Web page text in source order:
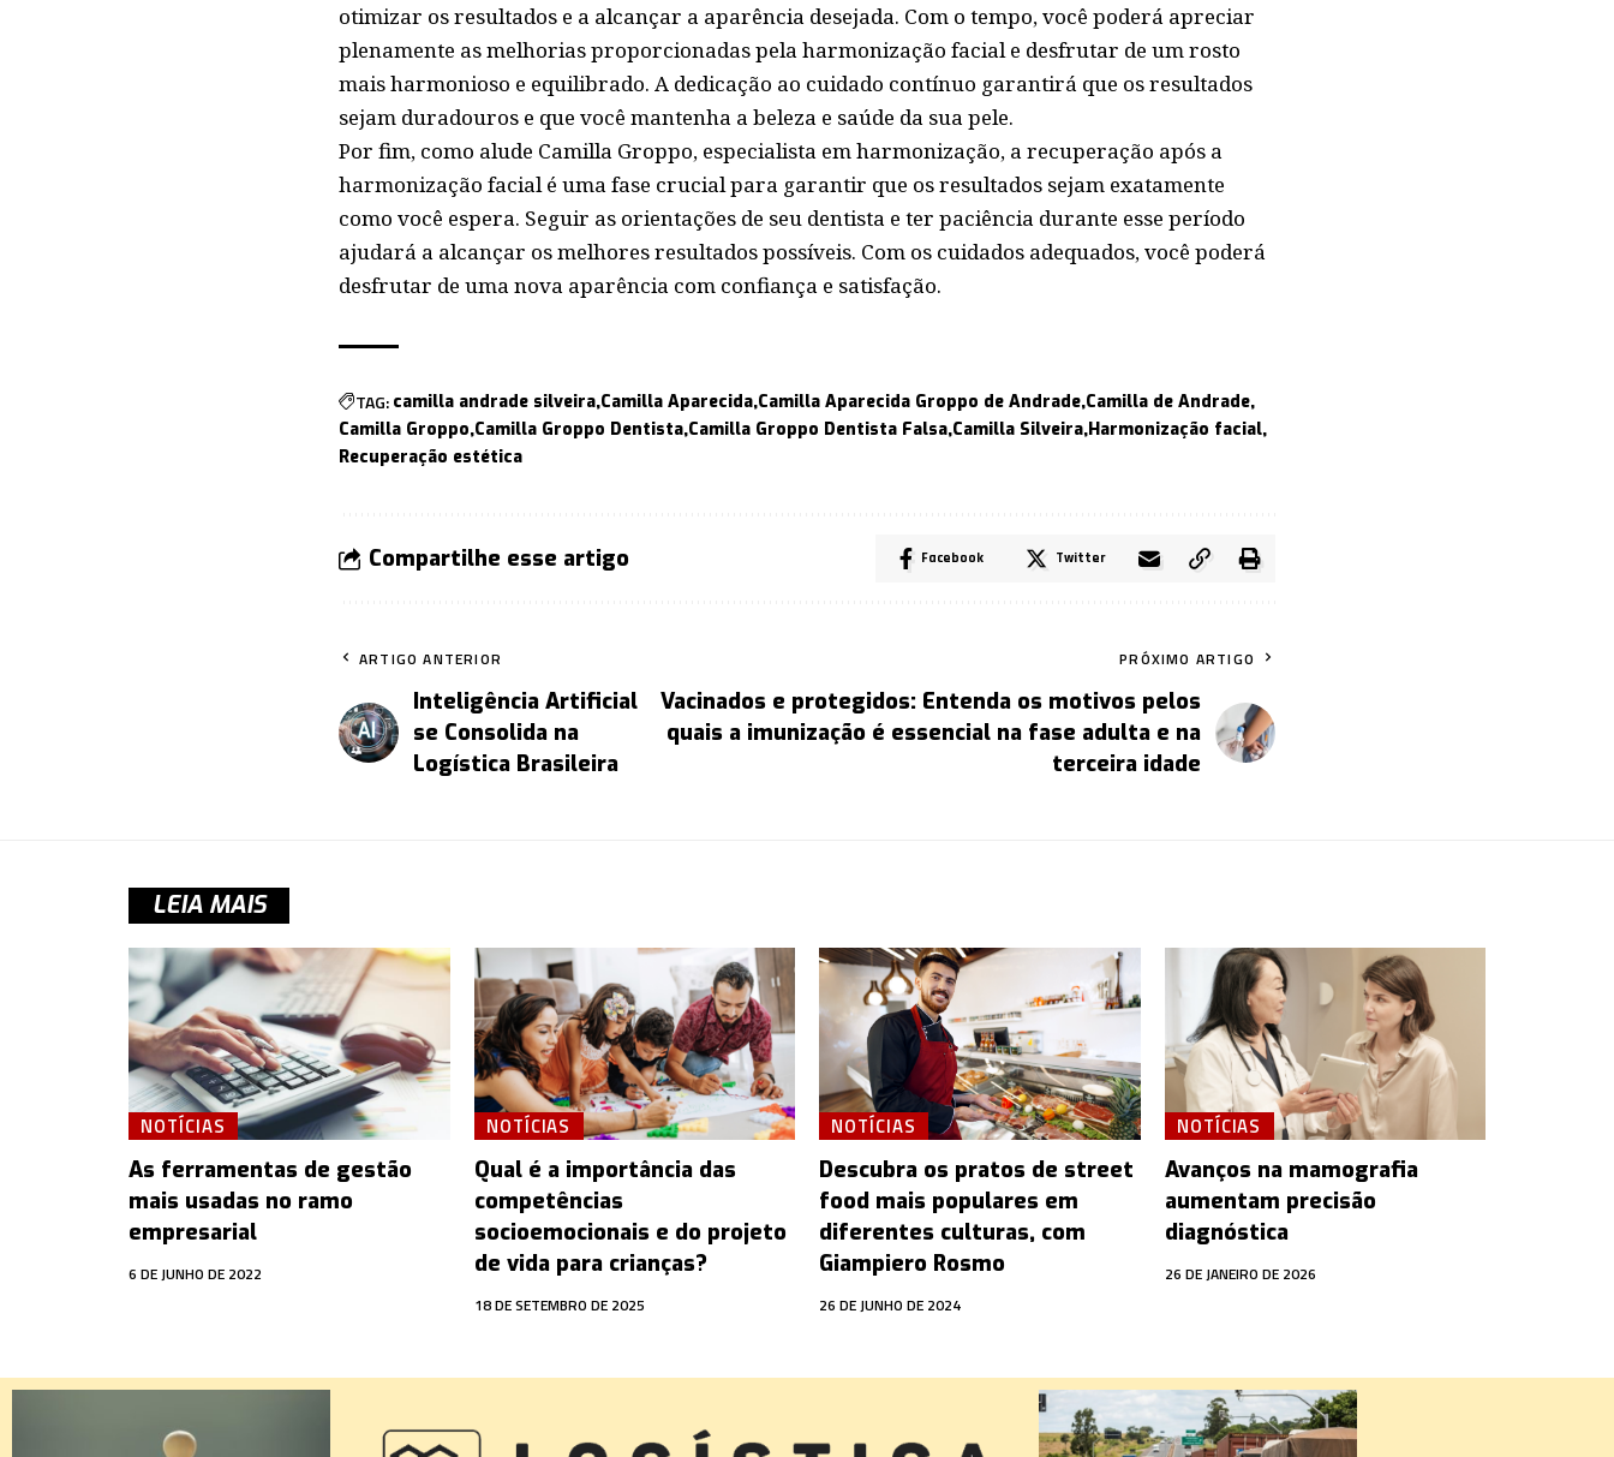
otimizar os resultados e a alcançar a aparência desejada. Com o tempo, você poderá apreciar
plenamente as melhorias proporcionadas pela harmonização facial e desfrutar de um rosto
mais harmonioso e equilibrado. A dedicação ao cuidado contínuo garantirá que os resultados
sejam duradouros e que você mantenha a beleza e saúde da sua pele.
Por fim, como alude Camilla Groppo, especialista em harmonização, a recuperação após a
harmonização facial é uma fase crucial para garantir que os resultados sejam exatamente
como você espera. Seguir as orientações de seu dentista e ter paciência durante esse período
ajudará a alcançar os melhores resultados possíveis. Com os cuidados adequados, você poderá
desfrutar de uma nova aparência com confiança e satisfação.
TAG: camilla andrade silveira Camilla Aparecida Camilla Aparecida Groppo de Andrade Camilla de Andrade
Camilla Groppo Camilla Groppo Dentista Camilla Groppo Dentista Falsa Camilla Silveira Harmonização facial
Recuperação estética
Compartilhe esse artigo Facebook Twitter
ARTIGO ANTERIOR
Inteligência Artificial
se Consolida na
Logística Brasileira
PRÓXIMO ARTIGO
Vacinados e protegidos: Entenda os motivos pelos
quais a imunização é essencial na fase adulta e na
terceira idade
LEIA MAIS
NOTÍCIAS
As ferramentas de gestão
mais usadas no ramo
empresarial
6 DE JUNHO DE 2022
NOTÍCIAS
Qual é a importância das
competências
socioemocionais e do projeto
de vida para crianças?
18 DE SETEMBRO DE 2025
NOTÍCIAS
Descubra os pratos de street
food mais populares em
diferentes culturas, com
Giampiero Rosmo
26 DE JUNHO DE 2024
NOTÍCIAS
Avanços na mamografia
aumentam precisão
diagnóstica
26 DE JANEIRO DE 2026